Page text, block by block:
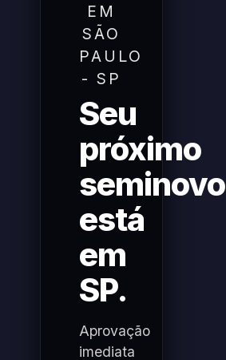
EM
SÃO
PAULO
- SP
Seu
próximo
seminovo
está
em
SP.
Aprovação
imediata